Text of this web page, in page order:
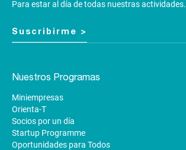
Para estar al día de todas nuestras actividades.
Suscribirme >
Nuestros Programas
Miniempresas
Orienta-T
Socios por un día
Startup Programme
Oportunidades para Todos